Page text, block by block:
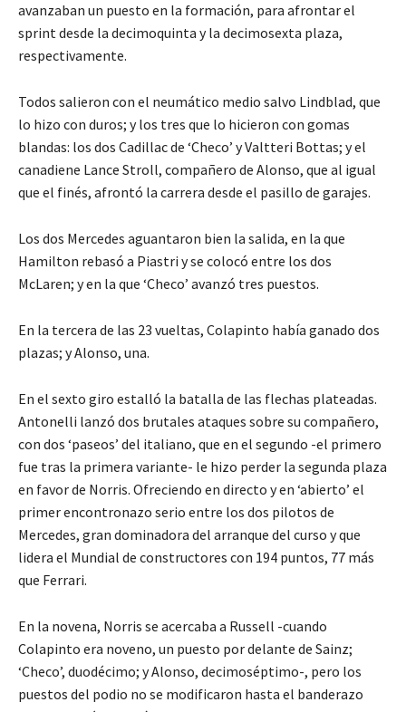
avanzaban un puesto en la formación, para afrontar el
sprint desde la decimoquinta y la decimosexta plaza,
respectivamente.
Todos salieron con el neumático medio salvo Lindblad, que
lo hizo con duros; y los tres que lo hicieron con gomas
blandas: los dos Cadillac de ‘Checo’ y Valtteri Bottas; y el
canadiene Lance Stroll, compañero de Alonso, que al igual
que el finés, afrontó la carrera desde el pasillo de garajes.
Los dos Mercedes aguantaron bien la salida, en la que
Hamilton rebasó a Piastri y se colocó entre los dos
McLaren; y en la que ‘Checo’ avanzó tres puestos.
En la tercera de las 23 vueltas, Colapinto había ganado dos
plazas; y Alonso, una.
En el sexto giro estalló la batalla de las flechas plateadas.
Antonelli lanzó dos brutales ataques sobre su compañero,
con dos ‘paseos’ del italiano, que en el segundo -el primero
fue tras la primera variante- le hizo perder la segunda plaza
en favor de Norris. Ofreciendo en directo y en ‘abierto’ el
primer encontronazo serio entre los dos pilotos de
Mercedes, gran dominadora del arranque del curso y que
lidera el Mundial de constructores con 194 puntos, 77 más
que Ferrari.
En la novena, Norris se acercaba a Russell -cuando
Colapinto era noveno, un puesto por delante de Sainz;
‘Checo’, duodécimo; y Alonso, decimoséptimo-, pero los
puestos del podio no se modificaron hasta el banderazo